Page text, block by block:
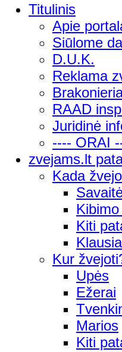
Titulinis
Apie
Siūlome
D.U.K.
Reklama
RAAD
Juridinė
---- ORAI
zvejams.lt
Kada
Kiti
Kur
Upės
Ežerai
Marios
Kiti